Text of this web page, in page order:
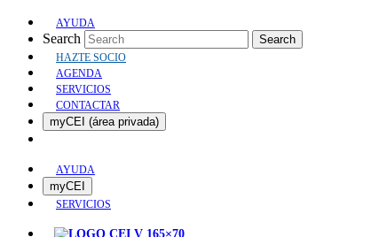
AYUDA
Search Search
HAZTE SOCIO
AGENDA
SERVICIOS
CONTACTAR
myCEI (área privada)
AYUDA
myCEI
SERVICIOS